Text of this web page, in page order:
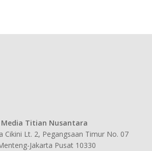
Media Titian Nusantara
Cikini Lt. 2, Pegangsaan Timur No. 07
Jakarta Pusat 10330